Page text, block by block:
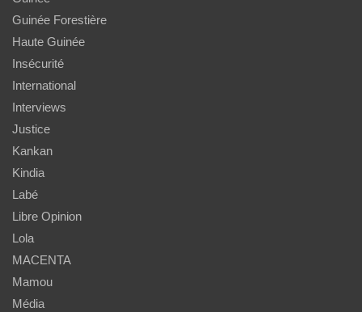
Guinée Forestière
Haute Guinée
Insécurité
International
Interviews
Justice
Kankan
Kindia
Labé
Libre Opinion
Lola
MACENTA
Mamou
Média